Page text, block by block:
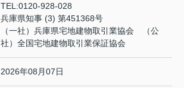
TEL:0120-928-028
兵庫県知事 (3) 第451368号
（一社）兵庫県宅地建物取引業協会 （公
社）全国宅地建物取引業保証協会
2026年08月07日